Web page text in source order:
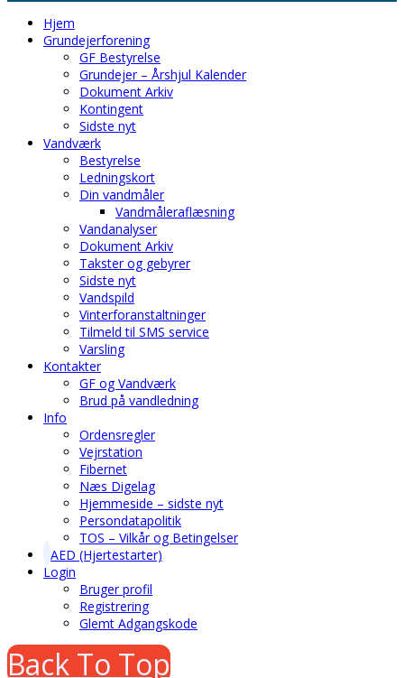
Hjem
Grundejerforening
GF Bestyrelse
Grundejer – Årshjul Kalender
Dokument Arkiv
Kontingent
Sidste nyt
Vandværk
Bestyrelse
Ledningskort
Din vandmåler
Vandmåleraflæsning
Vandanalyser
Dokument Arkiv
Takster og gebyrer
Sidste nyt
Vandspild
Vinterforanstaltninger
Tilmeld til SMS service
Varsling
Kontakter
GF og Vandværk
Brud på vandledning
Info
Ordensregler
Vejrstation
Fibernet
Næs Digelag
Hjemmeside – sidste nyt
Persondatapolitik
TOS – Vilkår og Betingelser
AED (Hjertestarter)
Login
Bruger profil
Registrering
Glemt Adgangskode
Back To Top